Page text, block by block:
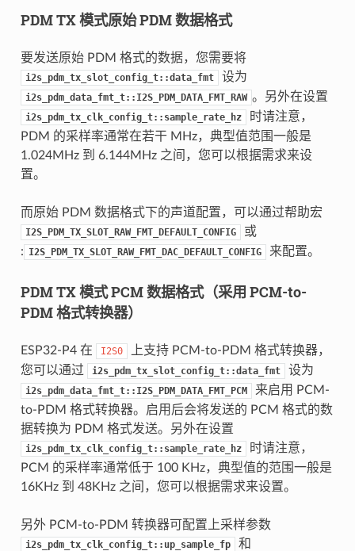
PDM TX 模式原始 PDM 数据格式
要发送原始 PDM 格式的数据，您需要将
i2s_pdm_tx_slot_config_t::data_fmt 设为
i2s_pdm_data_fmt_t::I2S_PDM_DATA_FMT_RAW 。另外在设置
i2s_pdm_tx_clk_config_t::sample_rate_hz
时请注意，
PDM 的采样率通常在若干 MHz，典型值范围一般是
1.024MHz 到 6.144MHz 之间，您可以根据需求来设
置。
而原始 PDM 数据格式下的声道配置，可以通过帮助宏
I2S_PDM_TX_SLOT_RAW_FMT_DEFAULT_CONFIG
或
: I2S_PDM_TX_SLOT_RAW_FMT_DAC_DEFAULT_CONFIG 来配置。
PDM TX 模式 PCM 数据格式（采用 PCM-to-
PDM 格式转换器）
ESP32-P4 在 I2S0
上支持 PCM-to-PDM 格式转换器，
您可以通过
i2s_pdm_tx_slot_config_t::data_fmt 设为
i2s_pdm_data_fmt_t::I2S_PDM_DATA_FMT_PCM
来启用 PCM-
to-PDM 格式转换器。启用后会将发送的 PCM 格式的数
据转换为 PDM 格式发送。另外在设置
i2s_pdm_tx_clk_config_t::sample_rate_hz
时请注意，
PCM 的采样率通常低于 100 KHz，典型值的范围一般是
16KHz 到 48KHz 之间，您可以根据需求来设置。
另外 PCM-to-PDM 转换器可配置上采样参数
i2s_pdm_tx_clk_config_t::up_sample_fp 和